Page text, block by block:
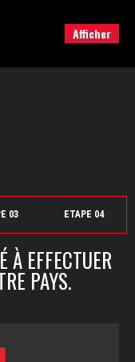
03 ETAPE 04
À EFFECTUER
PAYS.
Afficher